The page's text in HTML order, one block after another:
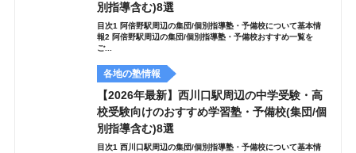
別指導含む)8選
目次1 阿倍野駅周辺の集団/個別指導塾・予備校について基本情
報2 阿倍野駅周辺の集団/個別指導塾・予備校おすすめ一覧を
ご...
各地の塾情報
【2026年最新】西川口駅周辺の中学受験・高
校受験向けのおすすめ学習塾・予備校(集団/個
別指導含む)8選
目次1 西川口駅周辺の集団/個別指導塾・予備校について基本情